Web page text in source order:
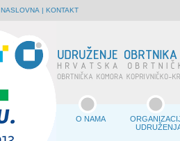
NASLOVNA | KONTAKT
O NAMA